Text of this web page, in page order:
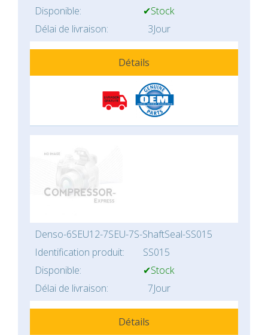
Disponible:
✔Stock
Délai de livraison:
3Jour
Détails
Denso-6SEU12-7SEU-7S-ShaftSeal-SS015
Identification produit:
SS015
Disponible:
✔Stock
Délai de livraison:
7Jour
Détails